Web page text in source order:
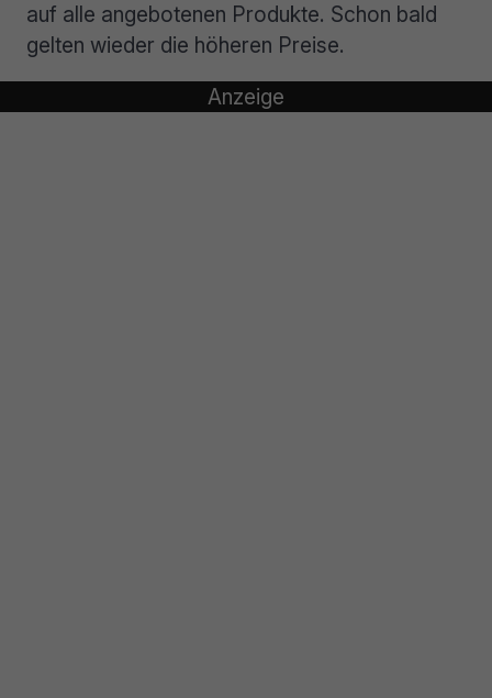
auf alle angebotenen Produkte. Schon bald
gelten wieder die höheren Preise.